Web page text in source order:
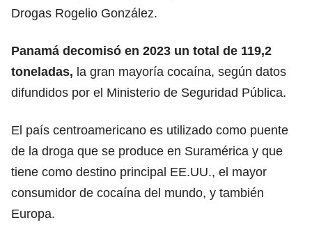
Drogas Rogelio González.
Panamá decomisó en 2023 un total de 119,2
toneladas, la gran mayoría cocaína, según datos
difundidos por el Ministerio de Seguridad Pública.
El país centroamericano es utilizado como puente
de la droga que se produce en Suramérica y que
tiene como destino principal EE.UU., el mayor
consumidor de cocaína del mundo, y también
Europa.